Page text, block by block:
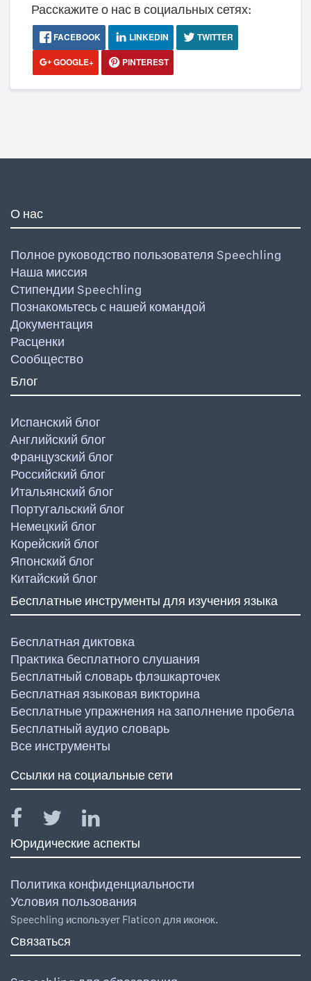
Расскажите о нас в социальных сетях:
FACEBOOK LINKEDIN
TWITTER
GOOGLE+
PINTEREST
О нас
Полное руководство пользователя Speechling
Наша миссия
Стипендии Speechling
Познакомьтесь с нашей командой
Документация
Расценки
Сообщество
Блог
Испанский блог
Английский блог
Французский блог
Российский блог
Итальянский блог
Португальский блог
Немецкий блог
Корейский блог
Японский блог
Китайский блог
Бесплатные инструменты для изучения языка
Бесплатная диктовка
Практика бесплатного слушания
Бесплатный словарь флэшкарточек
Бесплатная языковая викторина
Бесплатные упражнения на заполнение пробела
Бесплатный аудио словарь
Все инструменты
Ссылки на социальные сети
Юридические аспекты
Политика конфиденциальности
Условия пользования
Speechling использует Flaticon для иконок.
Связаться